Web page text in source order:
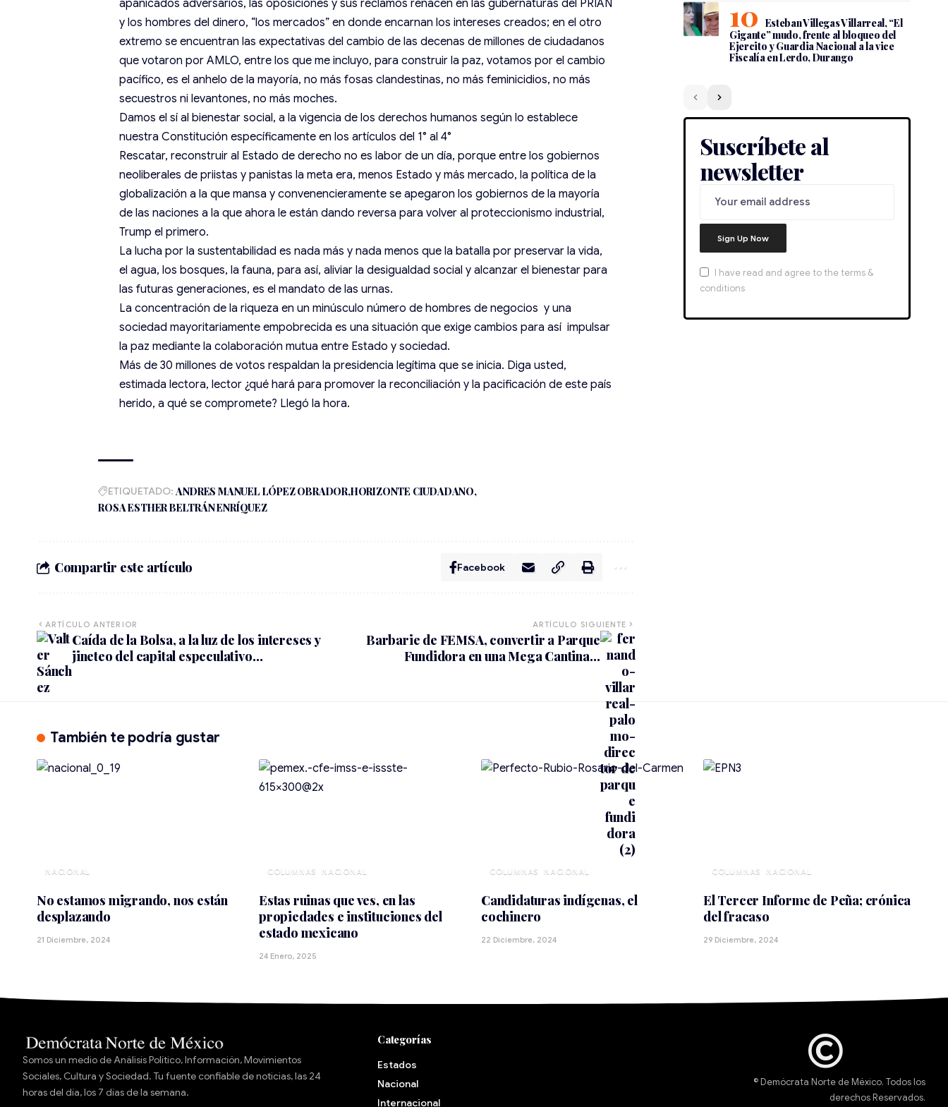
apanicados adversarios, las oposiciones y sus reclamos renacen en las gubernaturas del PRIAN
y los hombres del dinero, “los mercados” en donde encarnan los intereses creados; en el otro
extremo se encuentran las expectativas del cambio de las decenas de millones de ciudadanos
que votaron por AMLO, entre los que me incluyo, para construir la paz, votamos por el cambio
pacífico, es el anhelo de la mayoría, no más fosas clandestinas, no más feminicidios, no más
secuestros ni levantones, no más moches.
Damos el sí al bienestar social, a la vigencia de los derechos humanos según lo establece
nuestra Constitución específicamente en los artículos del 1° al 4°
Rescatar, reconstruir al Estado de derecho no es labor de un día, porque entre los gobiernos
neoliberales de priistas y panistas la meta era, menos Estado y más mercado, la política de la
globalización a la que mansa y convenencieramente se apegaron los gobiernos de la mayoría
de las naciones a la que ahora le están dando reversa para volver al proteccionismo industrial,
Trump el primero.
La lucha por la sustentabilidad es nada más y nada menos que la batalla por preservar la vida,
el agua, los bosques, la fauna, para así, aliviar la desigualdad social y alcanzar el bienestar para
las futuras generaciones, es el mandato de las urnas.
La concentración de la riqueza en un minúsculo número de hombres de negocios y una
sociedad mayoritariamente empobrecida es una situación que exige cambios para así impulsar
la paz mediante la colaboración mutua entre Estado y sociedad.
Más de 30 millones de votos respaldan la presidencia legítima que se inicia. Diga usted,
estimada lectora, lector ¿qué hará para promover la reconciliación y la pacificación de este país
herido, a qué se compromete? Llegó la hora.
ETIQUETADO: ANDRES MANUEL LÓPEZ OBRADOR HORIZONTE CIUDADANO
ROSA ESTHER BELTRÁN ENRÍQUEZ
Compartir este artículo Facebook
ARTÍCULO ANTERIOR
Caída de la Bolsa, a la luz de los intereses y
jineteo del capital especulativo…
ARTÍCULO SIGUIENTE
Barbarie de FEMSA, convertir a Parque
Fundidora en una Mega Cantina…
Esteban Villegas Villarreal, “El
Gigante” mudo, frente al bloqueo del
Ejercito y Guardia Nacional a la vice
Fiscalía en Lerdo, Durango
Suscríbete al
newsletter
I have read and agree to the terms &
conditions
También te podría gustar
NACIONAL
No estamos migrando, nos están
desplazando
21 Diciembre, 2024
NACIONAL
Estas ruinas que ves, en las
propiedades e instituciones del
estado mexicano
24 Enero, 2025
NACIONAL
Candidaturas indígenas, el
cochinero
22 Diciembre, 2024
NACIONAL
El Tercer Informe de Peña; crónica
del fracaso
29 Diciembre, 2024
Somos un medio de Análisis Político, Información, Movimientos
Sociales, Cultura y Sociedad. Tu fuente confiable de noticias, las 24
horas del día, los 7 días de la semana.
Categorías
Estados
Nacional
Internacional
© Demócrata Norte de México. Todos los
derechos Reservados.